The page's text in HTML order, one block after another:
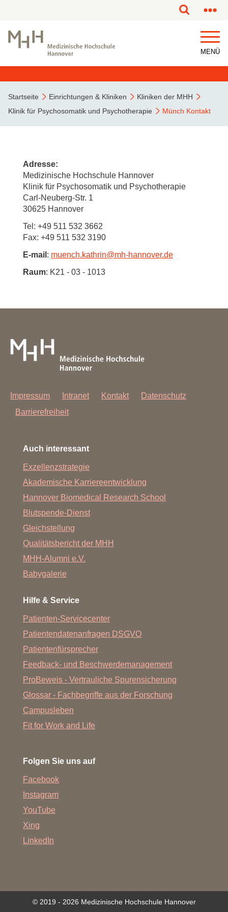
MENÜ
Startseite Einrichtungen & Kliniken
Kliniken der MHH
Klinik für Psychosomatik und Psychotherapie
Münch Kontakt
Adresse:
Medizinische Hochschule Hannover
Klinik für Psychosomatik und Psychotherapie
Carl-Neuberg-Str. 1
30625 Hannover
Tel: +49 511 532 3662
Fax: +49 511 532 3190
E-mail : muench.kathrin@mh-hannover.de
Raum: K21 - 03 - 1013
Impressum Intranet Kontakt
Datenschutz
Barrierefreiheit
Auch interessant
Exzellenzstrategie
Akademische Karriereentwicklung
Hannover Biomedical Research School
Blutspende-Dienst
Gleichstellung
Qualitätsbericht der MHH
MHH-Alumni e.V.
Babygalerie
Hilfe & Service
Patienten-Servicecenter
Patientendatenanfragen DSGVO
Patientenfürsprecher
Feedback- und Beschwerdemanagement
ProBeweis - Vertrauliche Spurensicherung
Glossar - Fachbegriffe aus der Forschung
Campusleben
Fit for Work and Life
Folgen Sie uns auf
Facebook
Instagram
YouTube
Xing
LinkedIn
© 2019 - 2026 Medizinische Hochschule Hannover